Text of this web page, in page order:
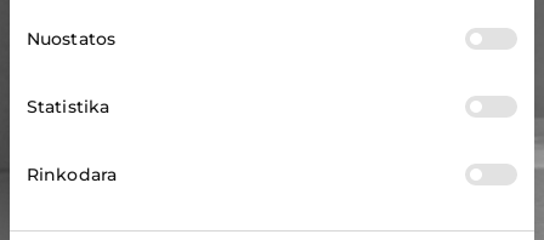
Nuostatos
Statistika
Rinkodara